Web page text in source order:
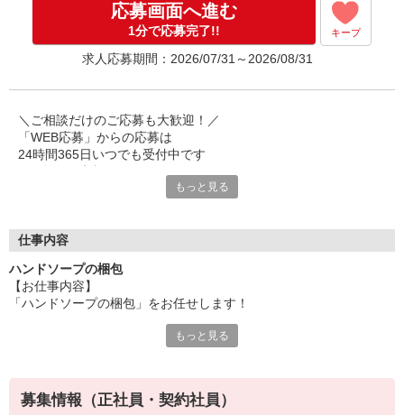
応募画面へ進む
1分で応募完了!! キープ
求人応募期間：2026/07/31～2026/08/31
＼ご相談だけのご応募も大歓迎！／
「WEB応募」からの応募は
24時間365日いつでも受付中です
もっと見る
仕事内容
ハンドソープの梱包
【お仕事内容】
「ハンドソープの梱包」をお任せします！
・機械のボタンやパネルを操作
・梱包できた製品が出てきたら取り出す
もっと見る
募集情報（正社員・契約社員）